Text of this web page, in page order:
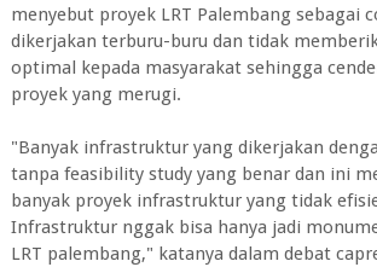
menyebut proyek LRT Palembang sebagai
dikerjakan terburu-buru dan tidak
optimal kepada masyarakat sehingga
proyek yang merugi.
"Banyak infrastruktur yang dikerjakan
tanpa feasibility study yang benar dan ini
banyak proyek infrastruktur yang tidak
Infrastruktur nggak bisa hanya jadi
LRT palembang," katanya dalam debat